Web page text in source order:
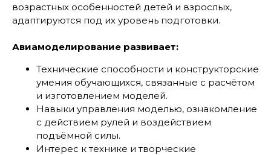
возрастных особенностей детей и взрослых,
адаптируются под их уровень подготовки.
Авиамоделирование развивает:
Технические способности и конструкторские
умения обучающихся, связанные с расчётом
и изготовлением моделей.
Навыки управления моделью, ознакомление
с действием рулей и воздействием
подъёмной силы.
Интерес к технике и творческие